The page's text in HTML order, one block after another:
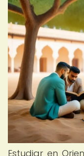
Estudiar en